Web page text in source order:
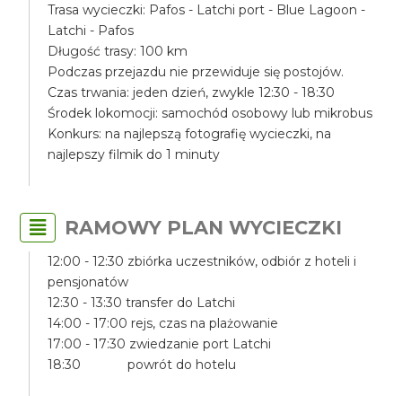
Trasa wycieczki: Pafos - Latchi port - Blue Lagoon -
Latchi - Pafos
Długość trasy: 100 km
Podczas przejazdu nie przewiduje się postojów.
Czas trwania: jeden dzień, zwykle 12:30 - 18:30
Środek lokomocji: samochód osobowy lub mikrobus
Konkurs: na najlepszą fotografię wycieczki, na
najlepszy filmik do 1 minuty
RAMOWY PLAN WYCIECZKI
12:00 - 12:30 zbiórka uczestników, odbiór z hoteli i
pensjonatów
12:30 - 13:30 transfer do Latchi
14:00 - 17:00 rejs, czas na plażowanie
17:00 - 17:30 zwiedzanie port Latchi
18:30 powrót do hotelu